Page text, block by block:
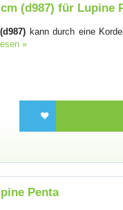
(d987) für Lupine
kann durch eine
»
Penta